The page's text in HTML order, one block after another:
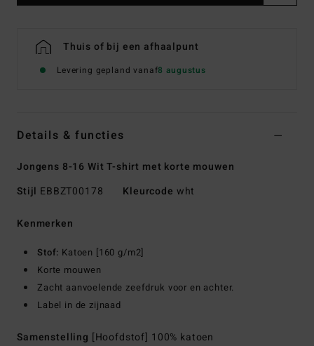
Thuis of bij een afhaalpunt
Levering gepland vanaf8 augustus
Details & functies
Jongens 8-16 Wit T-shirt met korte mouwen
Stijl EBBZT00178 Kleurcode wht
Kenmerken
Stof: Katoen [160 g/m2]
Korte mouwen
Zacht aanvoelende zeefdruk voor en achter.
Label in de zijnaad
Samenstelling [Hoofdstof] 100% katoen